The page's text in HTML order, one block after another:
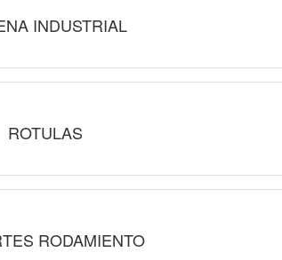
INDUSTRIAL
ROTULAS
RODAMIENTO